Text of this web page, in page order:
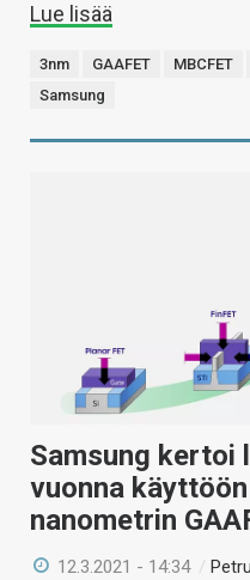
Lue lisää
3nm GAAFET MBCFET
Samsung
Samsung kertoi
vuonna
nanometrin
12.3.2021 - 14:34 /